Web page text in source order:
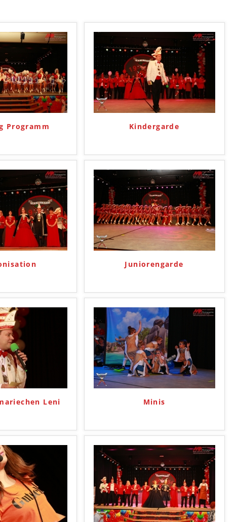
Programm Kindergarde
Juniorengarde
Leni Minis